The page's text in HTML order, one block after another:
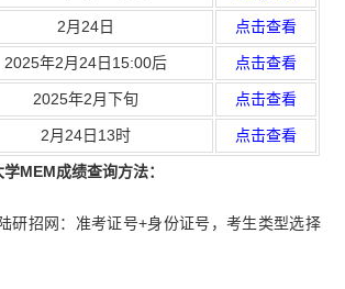
2月24日 点击查看
2025年2月24日15:00后 点击查看
2025年2月下旬 点击查看
2月24日13时 点击查看
MEM成绩查询方法：
研招网：准考证号+身份证号，考生类型选择